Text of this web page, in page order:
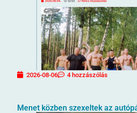
2026-08-06 4 hozzászólás
Menet közben szexeltek az